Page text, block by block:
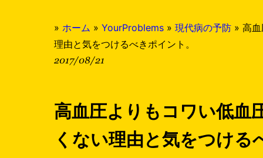
» ホーム » YourProblems » 現代病の予防 » 高
理由と気をつけるべきポイント。
2017/08/21
高血圧よりもコワい低血
くない理由と気をつける